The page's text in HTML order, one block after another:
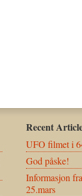
Recent
UFO filmet i
God påske!
Informasjon
25.mars